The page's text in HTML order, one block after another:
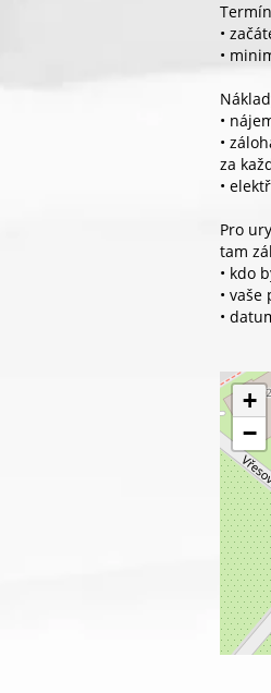
•
•
•
•
za
•
Pro
tam
• kdo
•
•
+
−